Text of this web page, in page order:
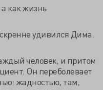
как жизнь
удивился Дима.
человек, и притом
Он переболевает
жадностью, там,